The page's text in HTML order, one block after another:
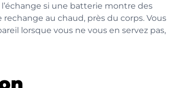
si une batterie montre des
au chaud, près du corps. Vous
lorsque vous ne vous en servez pas,